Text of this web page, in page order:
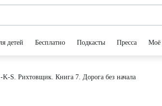
детей Бесплатно Подкасты Пресса Моё
S. Рихтовщик. Книга 7. Дорога без начала